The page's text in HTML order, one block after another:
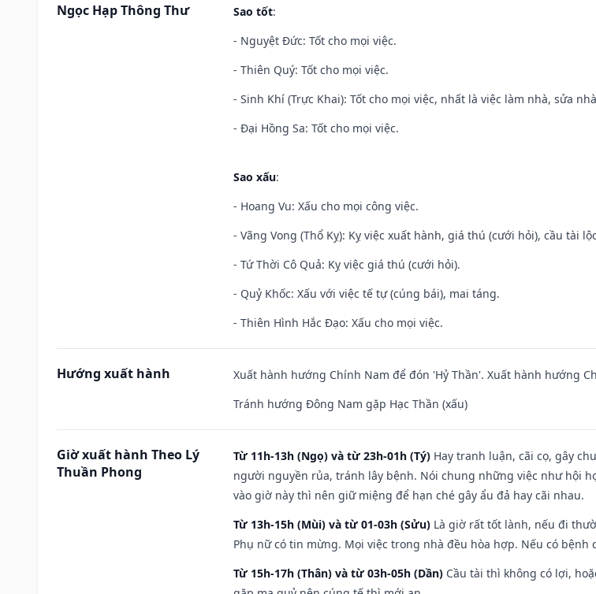
Ngọc Hạp Thông Thư Sao tốt:
- Nguyệt Đức: Tốt cho mọi việc.
- Thiên Quý: Tốt cho mọi việc.
- Sinh Khí (Trực Khai): Tốt cho mọi việc, nhất là việc làm nhà, sửa
- Đại Hồng Sa: Tốt cho mọi việc.
Sao xấu:
- Hoang Vu: Xấu cho mọi công việc.
- Vãng Vong (Thổ Kỵ): Kỵ việc xuất hành, giá thú (cưới hỏi), cầu tài
- Tứ Thời Cô Quả: Kỵ việc giá thú (cưới hỏi).
- Quỷ Khốc: Xấu với việc tế tự (cúng bái), mai táng.
- Thiên Hình Hắc Đạo: Xấu cho mọi việc.
Hướng xuất hành
Xuất hành hướng Chính Nam để đón 'Hỷ Thần'. Xuất hành hướng
Tránh hướng Đông Nam gặp Hạc Thần (xấu)
Giờ xuất hành Theo Lý
Thuần Phong
Từ 11h-13h (Ngọ) và từ 23h-01h (Tý) Hay tranh luận, cãi cọ, gây
người nguyền rủa, tránh lây bệnh. Nói chung những việc như hội
vào giờ này thì nên giữ miệng để hạn ché gây ẩu đả hay cãi nhau.
Từ 13h-15h (Mùi) và từ 01-03h (Sửu) Là giờ rất tốt lành, nếu đi
Phụ nữ có tin mừng. Mọi việc trong nhà đều hòa hợp. Nếu có
Từ 15h-17h (Thân) và từ 03h-05h (Dần) Cầu tài thì không có lợi,